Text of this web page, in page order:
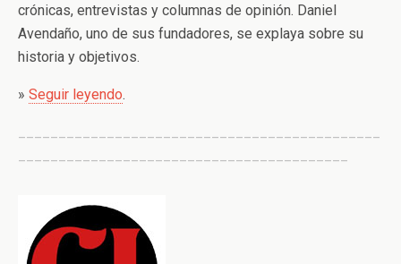
crónicas, entrevistas y columnas de opinión. Daniel
Avendaño, uno de sus fundadores, se explaya sobre su
historia y objetivos.
» Seguir leyendo.